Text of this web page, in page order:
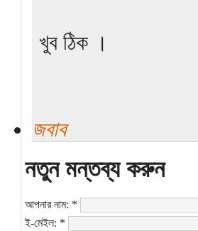
খুব ঠিক ।
জবাব
নতুন মন্তব্য করুন
আপনার নাম: *
ই-মেইল: *